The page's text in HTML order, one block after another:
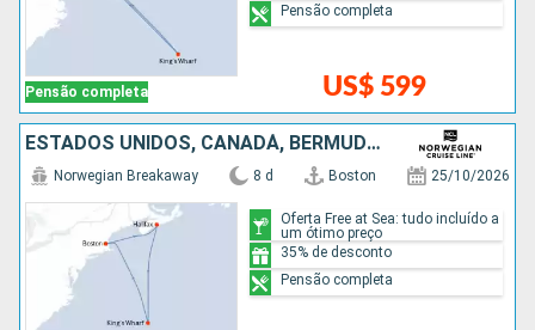
Pensão completa US$ 599
Pensão completa
ESTADOS UNIDOS, CANADÁ, BERMUDAS
Norwegian Breakaway 8 d Boston 25/10/2026
Oferta Free at Sea: tudo incluído a
um ótimo preço
35% de desconto
Pensão completa